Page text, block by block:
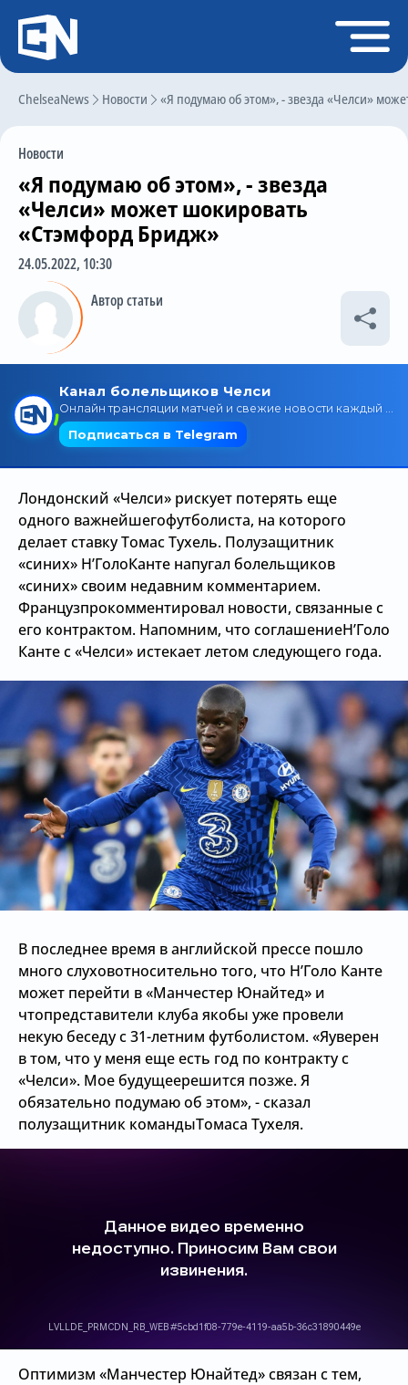
ChelseaNews Новости «Я подумаю об этом», - звезда «Челси»
Новости
«Я подумаю об этом», - звезда
«Челси» может шокировать
«Стэмфорд Бридж»
24.05.2022, 10:30
Автор статьи
Лондонский «Челси» рискует потерять еще
одного важнейшегофутболиста, на которого
делает ставку Томас Тухель. Полузащитник
«синих» Н’ГолоКанте напугал болельщиков
«синих» своим недавним комментарием.
Французпрокомментировал новости, связанные с
его контрактом. Напомним, что соглашениеН’Голо
Канте с «Челси» истекает летом следующего года.
В последнее время в английской прессе пошло
много слуховотносительно того, что Н’Голо Канте
может перейти в «Манчестер Юнайтед» и
чтопредставители клуба якобы уже провели
некую беседу с 31-летним футболистом. «Яуверен
в том, что у меня еще есть год по контракту с
«Челси». Мое будущеерешится позже. Я
обязательно подумаю об этом», - сказал
полузащитник командыТомаса Тухеля.
Оптимизм «Манчестер Юнайтед» связан с тем,
Регистрация
Главная
Трансферы
Слухи
История Челси
Статистика
Календарь игр
Поиск по сайту
Трансляции
О сайте
Контакты